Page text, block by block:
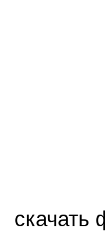
скачать